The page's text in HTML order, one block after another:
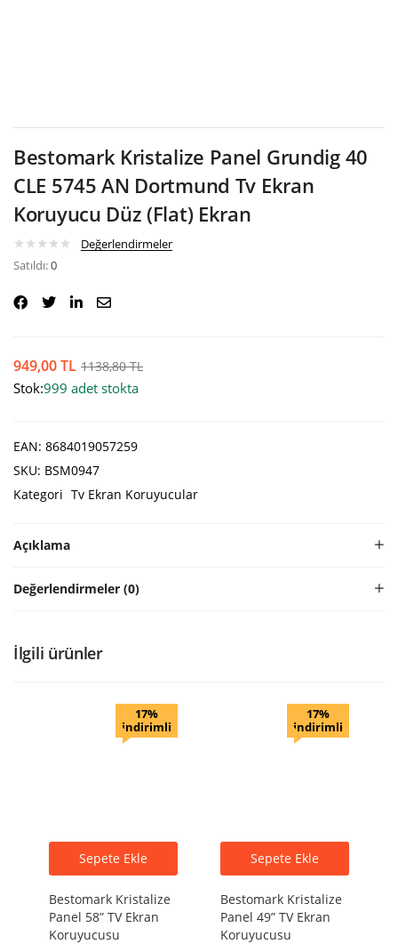
Bestomark Kristalize Panel Grundig 40
CLE 5745 AN Dortmund Tv Ekran
Koruyucu Düz (Flat) Ekran
Değerlendirmeler
Satıldı:0
949,00TL 1138,80TL
Stok:999 adet stokta
EAN: 8684019057259
SKU: BSM0947
Kategori Tv Ekran Koruyucular
Açıklama
Değerlendirmeler (0)
İlgili ürünler
17%
indirimli
Sepete Ekle
Bestomark Kristalize
Panel 58” TV Ekran
Koruyucusu
17%
indirimli
Sepete Ekle
Bestomark Kristalize
Panel 49” TV Ekran
Koruyucusu